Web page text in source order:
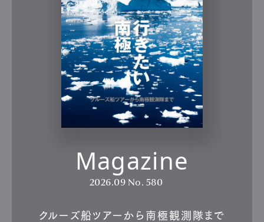
Magazine
2026.09 No. 580
クルーズ船ツアーから南極観測隊まで